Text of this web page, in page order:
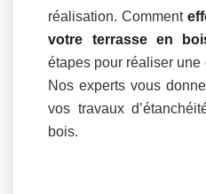
réalisation. Comment
votre terrasse en
étapes pour réaliser
Nos experts vous
vos travaux
bois.